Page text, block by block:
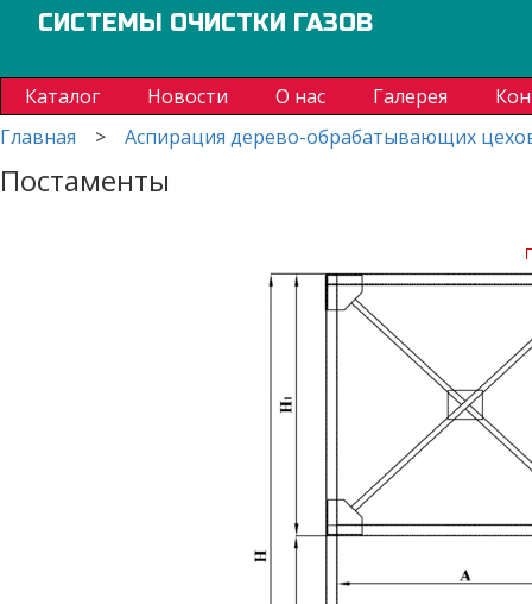
СИСТЕМЫ ОЧИСТКИ ГАЗОВ
Каталог Новости О нас Галерея
Главная
> Аспирация дерево-обрабатывающих
Постаменты